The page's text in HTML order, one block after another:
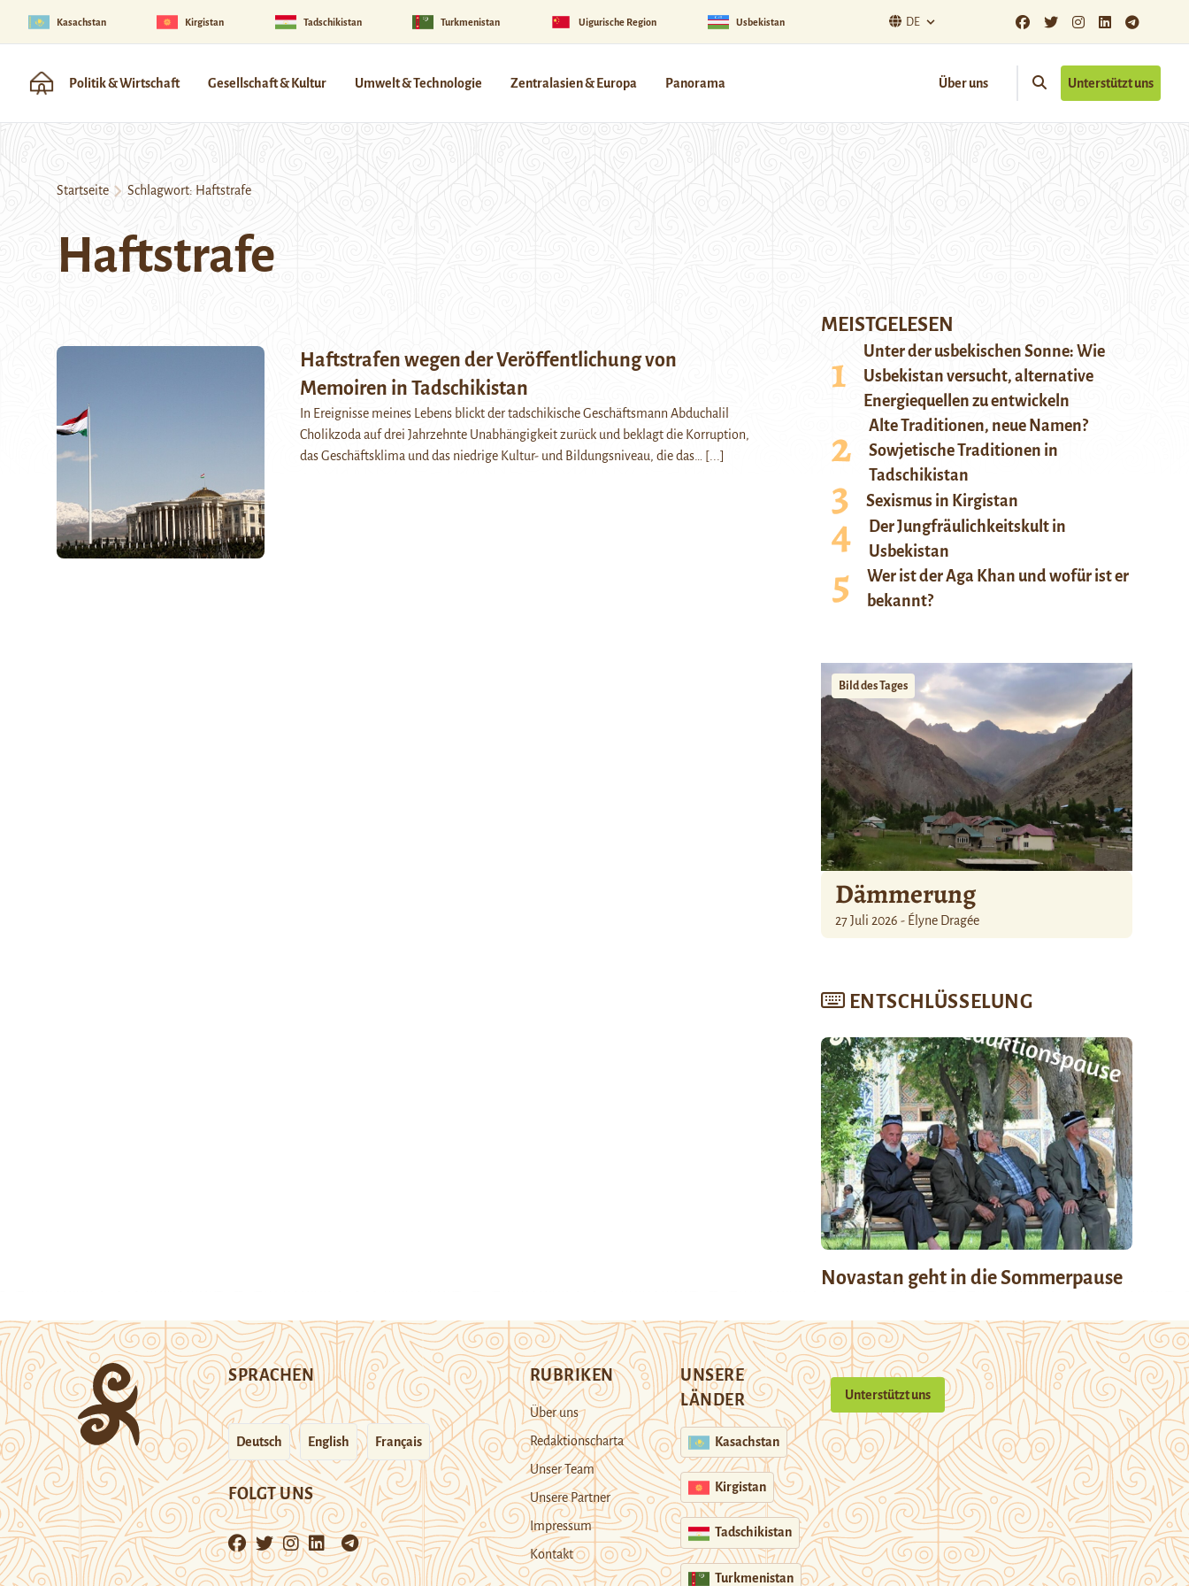
Kasachstan Kirgistan Tadschikistan Turkmenistan Uigurische Region Usbekistan DE
Politik & Wirtschaft Gesellschaft & Kultur Umwelt & Technologie Zentralasien & Europa Panorama Über uns Unterstützt uns
Startseite Schlagwort: Haftstrafe
Haftstrafe
Haftstrafen wegen der Veröffentlichung von
Memoiren in Tadschikistan
In Ereignisse meines Lebens blickt der tadschikische Geschäftsmann Abduchalil
Cholikzoda auf drei Jahrzehnte Unabhängigkeit zurück und beklagt die Korruption,
das Geschäftsklima und das niedrige Kultur- und Bildungsniveau, die das…
[...]
MEISTGELESEN
Unter der usbekischen Sonne: Wie
Usbekistan versucht, alternative
Energiequellen zu entwickeln
Alte Traditionen, neue Namen?
Sowjetische Traditionen in
Tadschikistan
Sexismus in Kirgistan
Der Jungfräulichkeitskult in
Usbekistan
Wer ist der Aga Khan und wofür ist er
bekannt?
Bild des Tages
Dämmerung
27 Juli 2026 - Élyne Dragée
ENTSCHLÜSSELUNG
Novastan geht in die Sommerpause
SPRACHEN
Deutsch English Français
FOLGT UNS
RUBRIKEN
Über uns
Redaktionscharta
Unser Team
Unsere Partner
Impressum
Kontakt
UNSERE
LÄNDER
Kasachstan
Kirgistan
Tadschikistan
Turkmenistan
Unterstützt uns